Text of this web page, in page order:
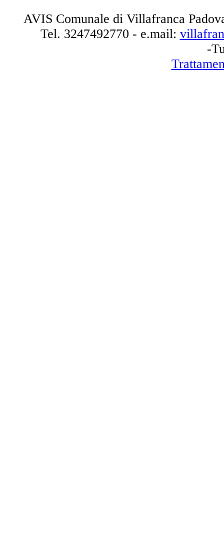
AVIS Comunale di Villafranca
Tel. 3247492770 - e.mail:
-